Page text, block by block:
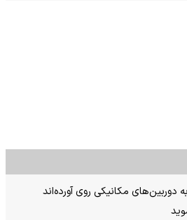
مکانیکی روی آورده‌اند